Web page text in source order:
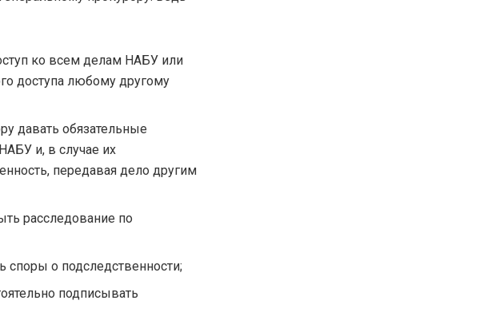
ко всем делам НАБУ или
доступа любому другому
давать обязательные
и, в случае их
передавая дело другим
расследование по
споры о подследственности;
подписывать